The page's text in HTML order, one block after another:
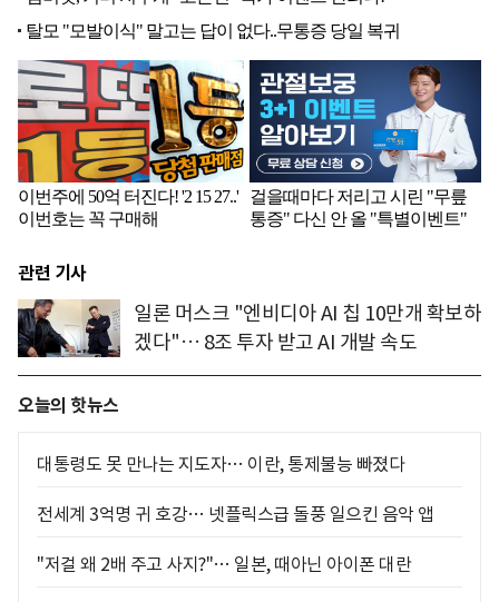
관련 기사
일론 머스크 "엔비디아 AI 칩 10만개 확보하
겠다"… 8조 투자 받고 AI 개발 속도
오늘의 핫뉴스
대통령도 못 만나는 지도자… 이란, 통제불능 빠졌다
전세계 3억명 귀 호강… 넷플릭스급 돌풍 일으킨 음악 앱
"저걸 왜 2배 주고 사지?"… 일본, 때아닌 아이폰 대란